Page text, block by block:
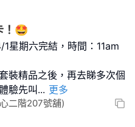
！🤩
星期六完結，時間：11am
裝精品之後，再去睇多次個
驗先叫 ... 更多
二階207號舖)